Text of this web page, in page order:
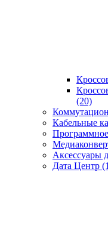
(20)
Кабельные
Аксессуары
Дата Центр